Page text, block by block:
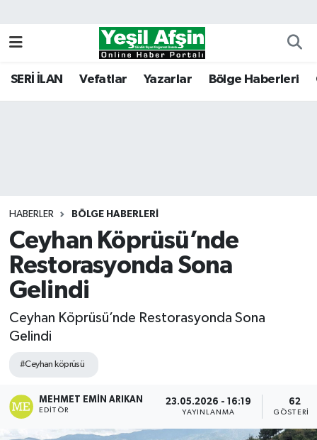
SERİ İLAN Vefatlar Yazarlar Bölge Haberleri
HABERLER BÖLGE HABERLERI
Ceyhan Köprüsü’nde
Restorasyonda Sona
Gelindi
Ceyhan Köprüsü’nde Restorasyonda Sona
Gelindi
#Ceyhan köprüsü
MEHMET EMIN ARIKAN
EDITÖR
23.05.2026 - 16:19
YAYINLANMA
62
GÖSTERIM
Kahramanmaraş Nöbetçi Eczaneler
Tüm Manşetler
Son Dakika Haberleri